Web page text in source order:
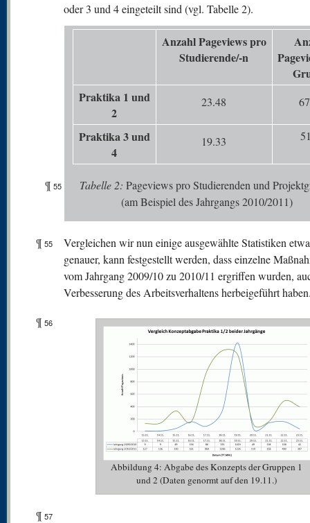
oder 3 und 4 eingeteilt sind (vgl. Tabelle 2).
Anzahl Pageviews pro
Studierende/-n
Praktika 1 und
2
23.48
Praktika 3 und
4
19.33
¶ 55 Tabelle 2: Pageviews pro Studierenden und
(am Beispiel des Jahrgangs 2010/2011)
¶ 55
Vergleichen wir nun einige ausgewählte Statistiken
genauer, kann festgestellt werden, dass einzelne
vom Jahrgang 2009/10 zu 2010/11 ergriffen wurden,
Verbesserung des Arbeitsverhaltens herbeigeführt
¶ 56
Abbildung 4: Abgabe des Konzepts der Gruppen 1
und 2 (Daten genormt auf den 19.11.)
¶ 57